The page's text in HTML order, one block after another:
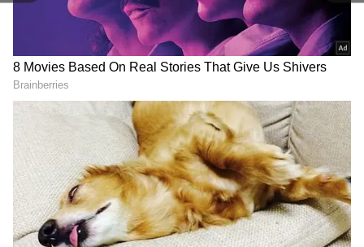
View post on Instagram
Comedian Ali: వాళ్ళ కోసం
గొడ్డు చాకిరీ చేశా, కూరలో
కరివేపాకులాగా
పడేశారు..పాలిటిక్స్ పై కమెడియన్
అలీ ఆవేదన
Ilaiyaraaja: మణిరత్నంను
మెప్పించిన స్విమ్మింగ్ పూల్‌ సాంగ్
ఇలయరాజా చేసిన మ్యాజిక్
Korean Kanakaraju
Uday Kiran:అదీ ఉదయ్ కిరణ్